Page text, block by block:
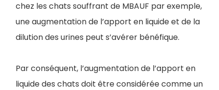
chez les chats souffrant de MBAUF par exemple,
une augmentation de l’apport en liquide et de la
dilution des urines peut s’avérer bénéfique.
Par conséquent, l’augmentation de l’apport en
liquide des chats doit être considérée comme un